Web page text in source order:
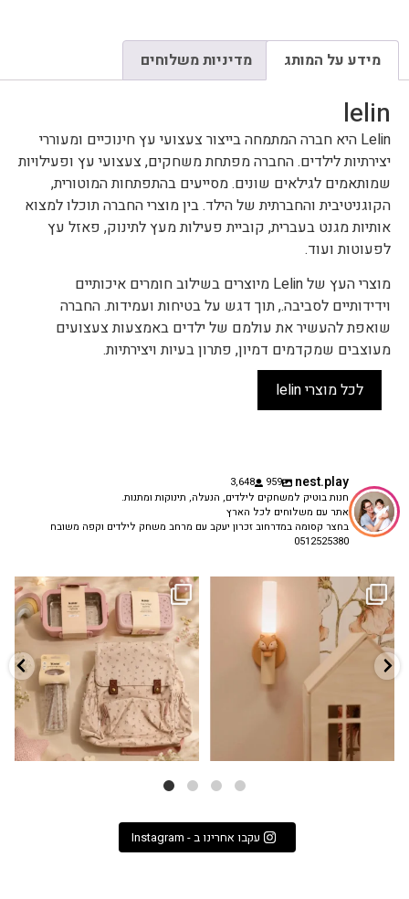
מידע על המותג מדיניות משלוחים
lelin
Lelin היא חברה המתמחה בייצור צעצועי עץ חינוכיים ומעוררי
יצירתיות לילדים. החברה מפתחת משחקים, צעצועי עץ ופעילויות
שמותאמים לגילאים שונים. מסייעים בהתפתחות המוטורית,
הקוגניטיבית והחברתית של הילד. בין מוצרי החברה תוכלו למצוא
אותיות מגנט בעברית, קוביית פעילות מעץ לתינוק, פאזל עץ
לפעוטות ועוד.
מוצרי העץ של Lelin מיוצרים בשילוב חומרים איכותיים
וידידותיים לסביבה., תוך דגש על בטיחות ועמידות. החברה
שואפת להעשיר את עולמם של ילדים באמצעות צעצועים
מעוצבים שמקדמים דמיון, פתרון בעיות ויצירתיות.
לכל מוצרי lelin
nest.play
959
3,648
חנות בוטיק למשחקים לילדים, הנעלה, תינוקות ומתנות.
אתר עם משלוחים לכל הארץ
בחצר קסומה במדרחוב זכרון יעקב עם מרחב משחק לילדים וקפה משובח
0512525380
✨ חוזרים למסגרת בסטייל! ✨
הקולקציה החדשה...
9 4
גם פריט עיצובי לחדר, גם מנורת לילה
...
3 0
עקבו אחרינו ב - Instagram